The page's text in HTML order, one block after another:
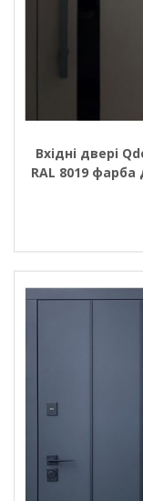
Вхідні двері
RAL 8019